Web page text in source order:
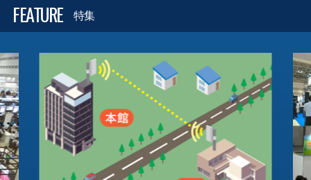
FEATURE 特集